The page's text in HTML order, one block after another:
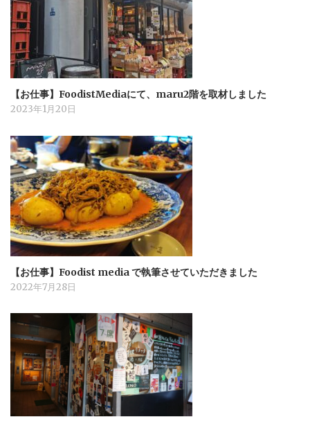
【お仕事】FoodistMediaにて、maru2階を取材しました
2023年1月20日
【お仕事】Foodist media で執筆させていただきました
2022年7月28日